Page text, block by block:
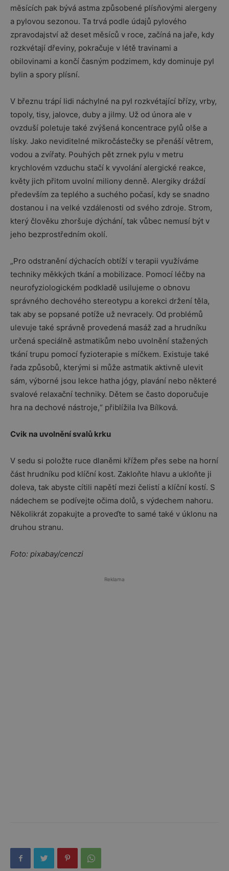
měsících pak bývá astma způsobené plísňovými alergeny
a pylovou sezonou. Ta trvá podle údajů pylového
zpravodajství až deset měsíců v roce, začíná na jaře, kdy
rozkvétají dřeviny, pokračuje v létě travinami a
obilovinami a končí časným podzimem, kdy dominuje pyl
bylin a spory plísní.
V březnu trápí lidi náchylné na pyl rozkvétající břízy, vrby,
topoly, tisy, jalovce, duby a jilmy. Už od února ale v
ovzduší poletuje také zvýšená koncentrace pylů olše a
lísky. Jako neviditelné mikročástečky se přenáší větrem,
vodou a zvířaty. Pouhých pět zrnek pylu v metru
krychlovém vzduchu stačí k vyvolání alergické reakce,
květy jich přitom uvolní miliony denně. Alergiky dráždí
především za teplého a suchého počasí, kdy se snadno
dostanou i na velké vzdálenosti od svého zdroje. Strom,
který člověku zhoršuje dýchání, tak vůbec nemusí být v
jeho bezprostředním okolí.
„Pro odstranění dýchacích obtíží v terapii využíváme
techniky měkkých tkání a mobilizace. Pomocí léčby na
neurofyziologickém podkladě usilujeme o obnovu
správného dechového stereotypu a korekci držení těla,
tak aby se popsané potíže už nevracely. Od problémů
ulevuje také správně provedená masáž zad a hrudníku
určená speciálně astmatikům nebo uvolnění stažených
tkání trupu pomocí fyzioterapie s míčkem. Existuje také
řada způsobů, kterými si může astmatik aktivně ulevit
sám, výborné jsou lekce hatha jógy, plavání nebo některé
svalové relaxační techniky. Dětem se často doporučuje
hra na dechové nástroje,“ přiblížila Iva Bílková.
Cvik na uvolnění svalů krku
V sedu si položte ruce dlaněmi křížem přes sebe na horní
část hrudníku pod klíční kost. Zakloňte hlavu a ukloňte ji
doleva, tak abyste cítili napětí mezi čelistí a klíční kostí. S
nádechem se podívejte očima dolů, s výdechem nahoru.
Několikrát zopakujte a proveďte to samé také v úklonu na
druhou stranu.
Foto: pixabay/cenczi
Reklama